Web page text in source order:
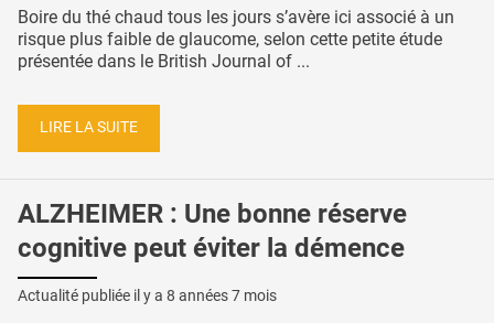
Boire du thé chaud tous les jours s’avère ici associé à un
risque plus faible de glaucome, selon cette petite étude
présentée dans le British Journal of ...
LIRE LA SUITE
ALZHEIMER : Une bonne réserve
cognitive peut éviter la démence
Actualité publiée il y a 8 années 7 mois